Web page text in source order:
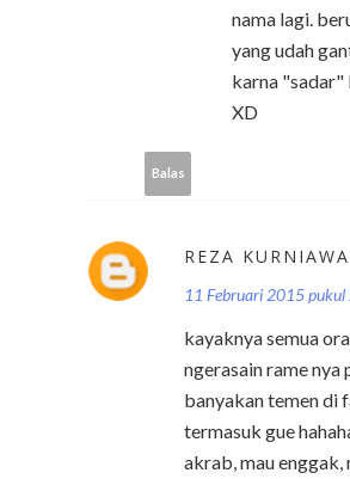
nama lagi.
yang udah
karna "sadar"
XD
Balas
REZA
11 Februari 2015
kayaknya semua
ngerasain rame nya
banyakan temen di
termasuk gue
akrab, mau enggak,